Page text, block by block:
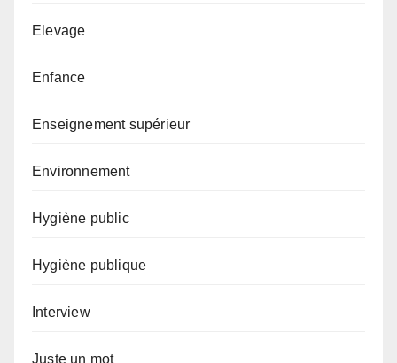
Elevage
Enfance
Enseignement supérieur
Environnement
Hygiène public
Hygiène publique
Interview
Juste un mot